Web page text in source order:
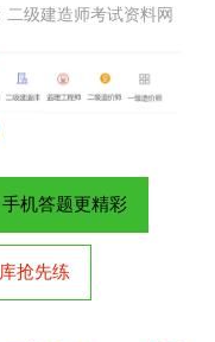
二级建造师考试资料网
手机答题更精彩
抢先练